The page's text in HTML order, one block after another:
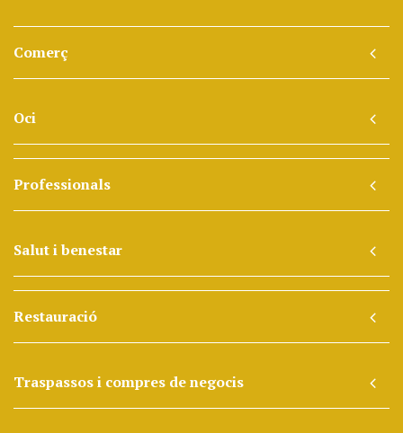
Comerç
Oci
Professionals
Salut i benestar
Restauració
Traspassos i compres de negocis